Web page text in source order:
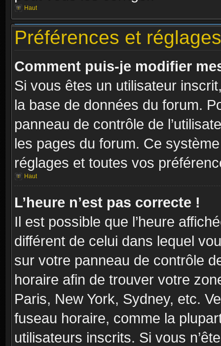
Haut
Préférences et
Comment puis-je modifier
Si vous êtes un utilisateur
la base de données du forum.
panneau de contrôle de
les pages du forum. Ce
réglages et toutes vos
Haut
L’heure n’est pas correcte !
Il est possible que l’heure
différent de celui dans lequel
sur votre panneau de contrôle
horaire afin de trouver votre
Paris, New York, Sydney, etc.
fuseau horaire, comme la
utilisateurs inscrits. Si vous